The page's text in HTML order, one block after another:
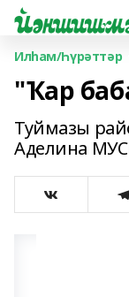
Илһам/Һүрәттәр
"Ҡар
Туймазы
Аделина